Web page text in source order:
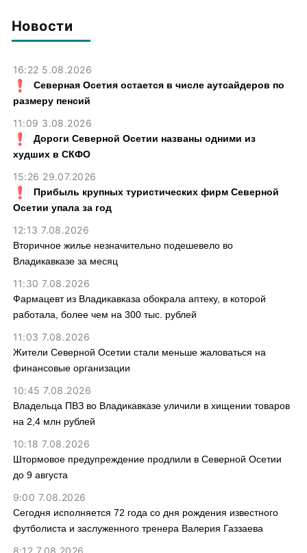
Новости
16:22 5.08.2026
Северная Осетия остается в числе аутсайдеров по
размеру пенсий
11:09 3.08.2026
Дороги Северной Осетии названы одними из
худших в СКФО
15:26 29.07.2026
Прибыль крупных туристических фирм Северной
Осетии упала за год
12:13 7.08.2026
Вторичное жилье незначительно подешевело во
Владикавказе за месяц
11:30 7.08.2026
Фармацевт из Владикавказа обокрала аптеку, в которой
работала, более чем на 300 тыс. рублей
11:03 7.08.2026
Жители Северной Осетии стали меньше жаловаться на
финансовые организации
10:45 7.08.2026
Владельца ПВЗ во Владикавказе уличили в хищении товаров
на 2,4 млн рублей
10:18 7.08.2026
Штормовое предупреждение продлили в Северной Осетии
до 9 августа
9:00 7.08.2026
Сегодня исполняется 72 года со дня рождения известного
футболиста и заслуженного тренера Валерия Газзаева
8:12 7.08.2026